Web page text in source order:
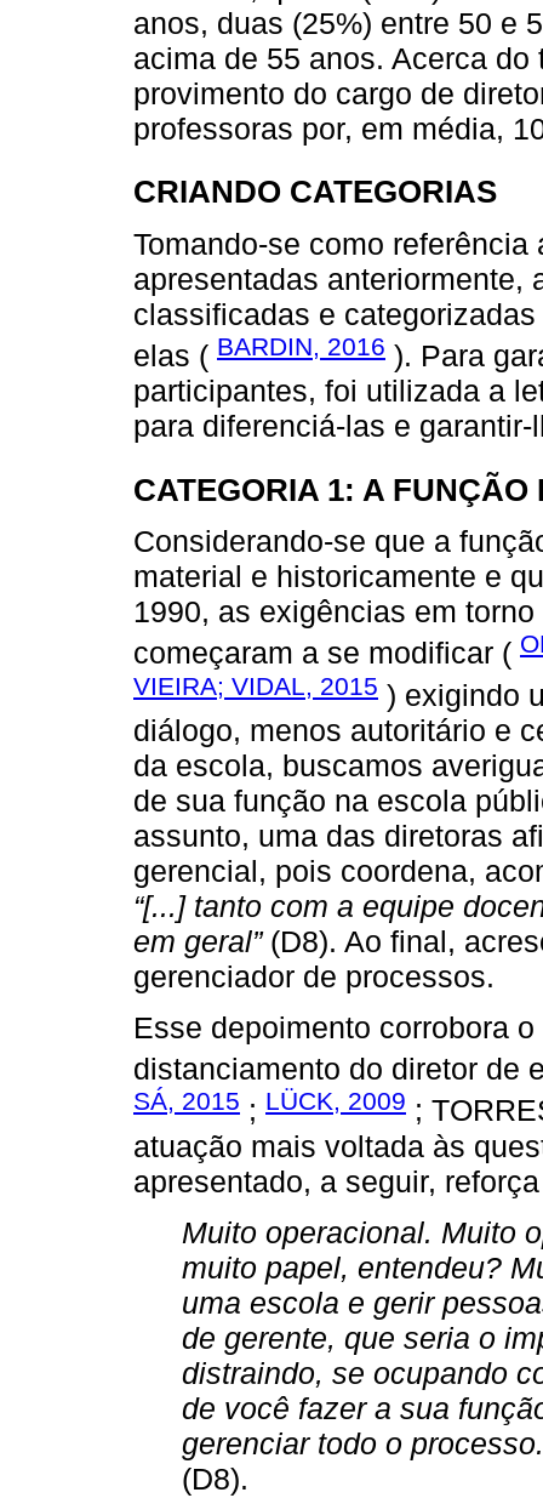
anos, duas (25%) entre 50 e
acima de 55 anos. Acerca
provimento do cargo de
professoras por, em média,
CRIANDO CATEGORIAS
Tomando-se como
apresentadas anteriormente,
classificadas e
elas ( BARDIN, 2016 ). Para
participantes, foi utilizada a
para diferenciá-las e
CATEGORIA 1: A
Considerando-se que a
material e historicamente e
1990, as exigências em
começaram a se modificar (
VIEIRA; VIDAL, 2015 ) exigindo
diálogo, menos autoritário e
da escola, buscamos
de sua função na escola
assunto, uma das diretoras
gerencial, pois coordena,
“[...] tanto com a equipe
em geral”(D8). Ao final,
gerenciador de processos.
Esse depoimento corrobora
distanciamento do diretor de
SÁ, 2015 ; LÜCK, 2009 ;
atuação mais voltada às
apresentado, a seguir,
Muito operacional. Muito
muito papel, entendeu?
uma escola e gerir
de gerente, que seria o
distraindo, se ocupando
de você fazer a sua
gerenciar todo o
(D8).